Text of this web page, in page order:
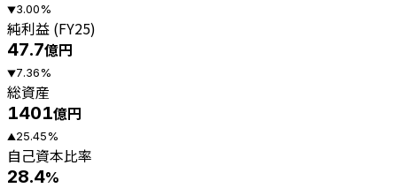
▼3.00%
純利益 (FY25)
47.7億円
▼7.36%
総資産
1401億円
▲25.45%
自己資本比率
28.4%